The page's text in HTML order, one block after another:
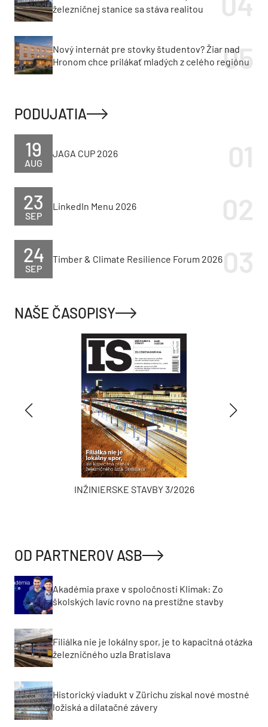
železničnej stanice sa stáva realitou
Nový internát pre stovky študentov? Žiar nad
Hronom chce prilákať mladých z celého regiónu
PODUJATIA
AUG
19 JAGA CUP 2026
SEP
23 LinkedIn Menu 2026
SEP
24 Timber & Climate Resilience Forum 2026
NAŠE ČASOPISY
INŽINIERSKE STAVBY 3/2026
OD PARTNEROV ASB
Akadémia praxe v spoločnosti Klimak: Zo
školských lavíc rovno na prestížne stavby
Filiálka nie je lokálny spor, je to kapacitná otázka
železničného uzla Bratislava
Historický viadukt v Zürichu získal nové mostné
ložiská a dilatačné závery